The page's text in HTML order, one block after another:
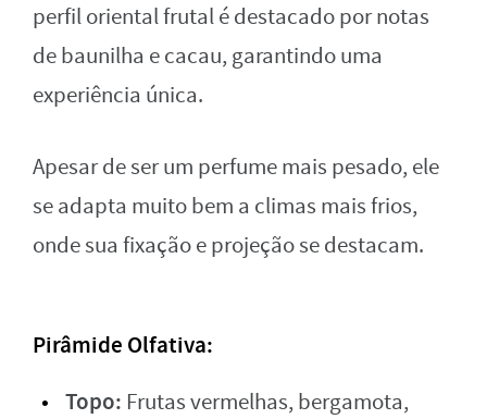
perfil oriental frutal é destacado por notas
de baunilha e cacau, garantindo uma
experiência única.
Apesar de ser um perfume mais pesado, ele
se adapta muito bem a climas mais frios,
onde sua fixação e projeção se destacam.
Pirâmide Olfativa:
Topo: Frutas vermelhas, bergamota,